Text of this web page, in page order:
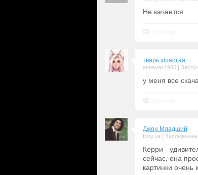
Не качается
тварь ушастая
annavas1995
у меня все
Джон Младший
foxy.ua
Керри -
сейчас, она
картинки очень